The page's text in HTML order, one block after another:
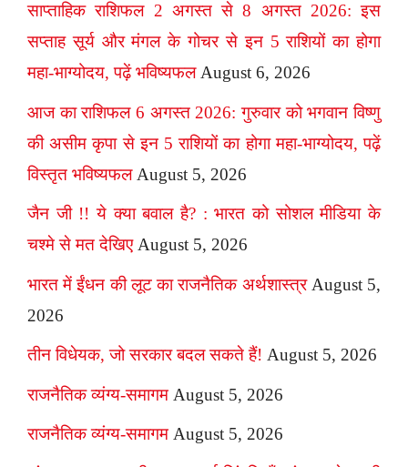
साप्ताहिक राशिफल 2 अगस्त से 8 अगस्त 2026: इस
सप्ताह सूर्य और मंगल के गोचर से इन 5 राशियों का होगा
महा-भाग्योदय, पढ़ें भविष्यफल August 6, 2026
आज का राशिफल 6 अगस्त 2026: गुरुवार को भगवान विष्णु
की असीम कृपा से इन 5 राशियों का होगा महा-भाग्योदय, पढ़ें
विस्तृत भविष्यफल August 5, 2026
जैन जी !! ये क्या बवाल है? : भारत को सोशल मीडिया के
चश्मे से मत देखिए August 5, 2026
भारत में ईंधन की लूट का राजनैतिक अर्थशास्त्र August 5,
2026
तीन विधेयक, जो सरकार बदल सकते हैं! August 5, 2026
राजनैतिक व्यंग्य-समागम August 5, 2026
राजनैतिक व्यंग्य-समागम August 5, 2026